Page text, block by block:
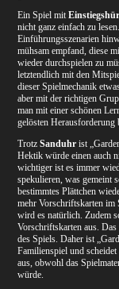
Ein Spiel mit
nicht ganz einfach zu
Einführungsszenarien
mühsam empfand, diese
wieder durchspielen zu
letztendlich mit den
dieser Spielmechanik
aber mit der richtigen
man mit einer schönen
gelösten Herausforderung
Trotz Sanduhr ist
Hektik würde einen auch
wichtiger ist es immer
spekulieren, was gemeint
bestimmtes Plättchen
mehr Vorschriftskarten im
wird es natürlich. Zudem
Vorschriftskarten aus.
des Spiels. Daher ist
Familienspiel und
aus, obwohl das
würde.